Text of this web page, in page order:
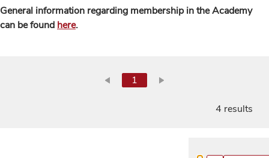
General information regarding membership in the Academy
can be found here.
1
4 results